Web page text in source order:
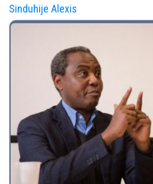
Sinduhije Alexis